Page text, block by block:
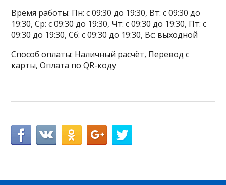
Время работы: Пн: с 09:30 до 19:30, Вт: с 09:30 до
19:30, Ср: с 09:30 до 19:30, Чт: с 09:30 до 19:30, Пт: с
09:30 до 19:30, Сб: с 09:30 до 19:30, Вс: выходной
Способ оплаты: Наличный расчёт, Перевод с
карты, Оплата по QR-коду